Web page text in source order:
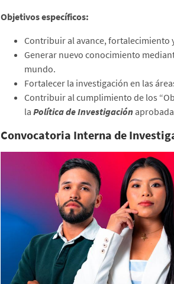
Objetivos específicos:
Contribuir al avance, fortalecimiento
Generar nuevo conocimiento
mundo.
Fortalecer la investigación en las
Contribuir al cumplimiento de los
la Política de Investigación
Convocatoria Interna de